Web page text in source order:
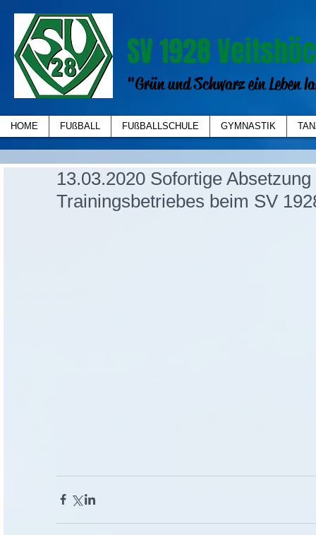
SV 1928
"Grün und Schwarz ein Leben
HOME FUßBALL FUßBALLSCHULE GYMNASTIK
13.03.2020 Sofortige
Trainingsbetriebes beim SV